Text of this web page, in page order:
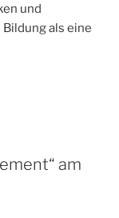
und
als eine
am